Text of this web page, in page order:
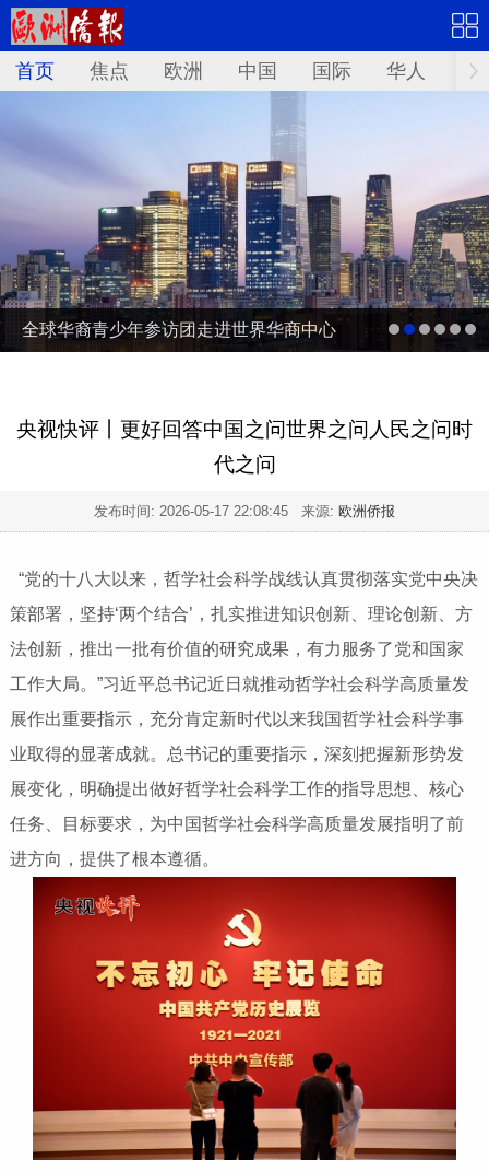
首页 焦点 欧洲 中国 国际 华人 文
全球华裔青少年参访团走进世界华商中心
央视快评丨更好回答中国之问世界之问人民之问时
代之问
发布时间: 2026-05-17 22:08:45 来源: 欧洲侨报
“党的十八大以来，哲学社会科学战线认真贯彻落实党中央决
策部署，坚持‘两个结合’，扎实推进知识创新、理论创新、方
法创新，推出一批有价值的研究成果，有力服务了党和国家
工作大局。”习近平总书记近日就推动哲学社会科学高质量发
展作出重要指示，充分肯定新时代以来我国哲学社会科学事
业取得的显著成就。总书记的重要指示，深刻把握新形势发
展变化，明确提出做好哲学社会科学工作的指导思想、核心
任务、目标要求，为中国哲学社会科学高质量发展指明了前
进方向，提供了根本遵循。